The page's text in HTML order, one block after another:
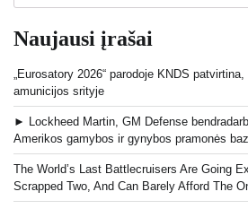
Naujausi įrašai
„Eurosatory 2026“ parodoje KNDS
amunicijos srityje
► Lockheed Martin, GM Defense
Amerikos gamybos ir gynybos pramonės
The World’s Last Battlecruisers Are Going
Scrapped Two, And Can Barely Afford The